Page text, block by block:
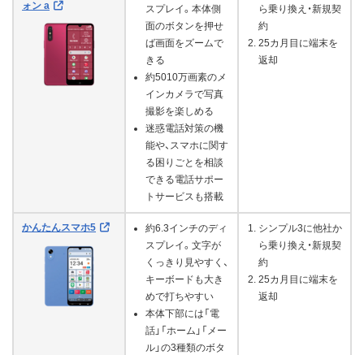
ォン a
スプレイ。本体側
面のボタンを押せ
ば画面をズームで
きる
約5010万画素のメ
インカメラで写真
撮影を楽しめる
迷惑電話対策の機
能や、スマホに関す
る困りごとを相談
できる電話サポー
トサービスも搭載
ら乗り換え・新規契
約
25カ月目に端末を
返却
かんたんスマホ5
約6.3インチのディ
スプレイ。文字が
くっきり見やすく、
キーボードも大き
めで打ちやすい
本体下部には「電
話」「ホーム」「メー
ル」の3種類のボタ
シンプル3に他社か
ら乗り換え・新規契
約
25カ月目に端末を
返却